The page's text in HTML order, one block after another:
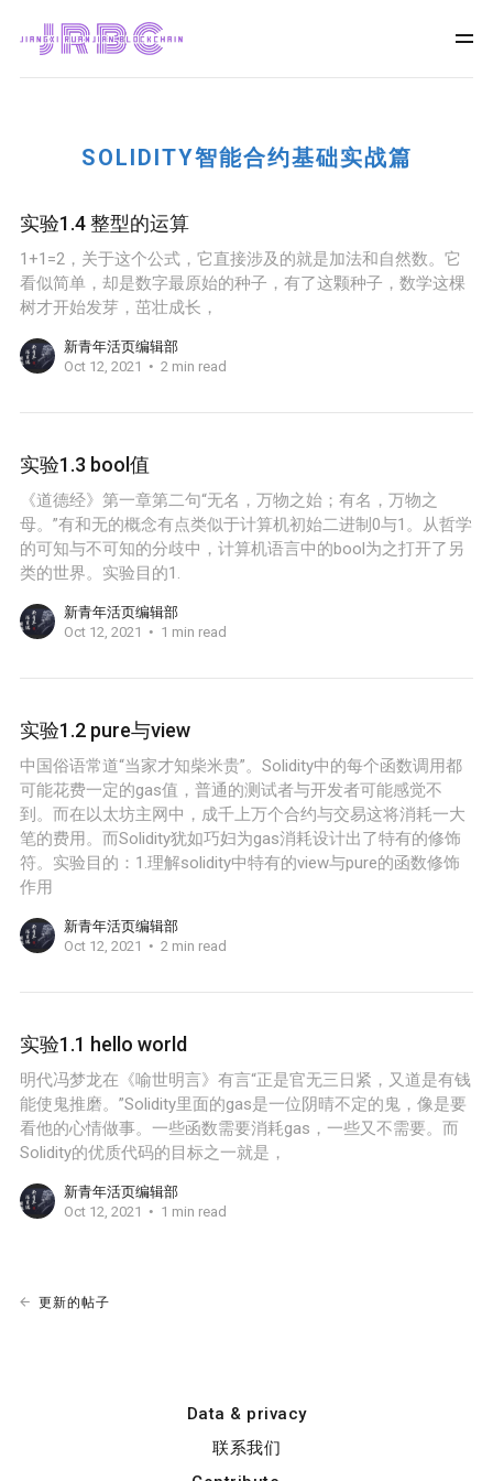
SOLIDITY智能合约基础实战篇
实验1.4 整型的运算
1+1=2，关于这个公式，它直接涉及的就是加法和自然数。它
看似简单，却是数字最原始的种子，有了这颗种子，数学这棵
树才开始发芽，茁壮成长，
新青年活页编辑部
Oct 12, 2021
2 min read
实验1.3 bool值
《道德经》第一章第二句“无名，万物之始；有名，万物之
母。”有和无的概念有点类似于计算机初始二进制0与1。从哲学
的可知与不可知的分歧中，计算机语言中的bool为之打开了另
类的世界。实验目的1.
新青年活页编辑部
Oct 12, 2021
1 min read
实验1.2 pure与view
中国俗语常道“当家才知柴米贵”。Solidity中的每个函数调用都
可能花费一定的gas值，普通的测试者与开发者可能感觉不
到。而在以太坊主网中，成千上万个合约与交易这将消耗一大
笔的费用。而Solidity犹如巧妇为gas消耗设计出了特有的修饰
符。实验目的：1.理解solidity中特有的view与pure的函数修饰
作用
新青年活页编辑部
Oct 12, 2021
2 min read
实验1.1 hello world
明代冯梦龙在《喻世明言》有言“正是官无三日紧，又道是有钱
能使鬼推磨。”Solidity里面的gas是一位阴晴不定的鬼，像是要
看他的心情做事。一些函数需要消耗gas，一些又不需要。而
Solidity的优质代码的目标之一就是，
新青年活页编辑部
Oct 12, 2021
1 min read
更新的帖子
Data & privacy
联系我们